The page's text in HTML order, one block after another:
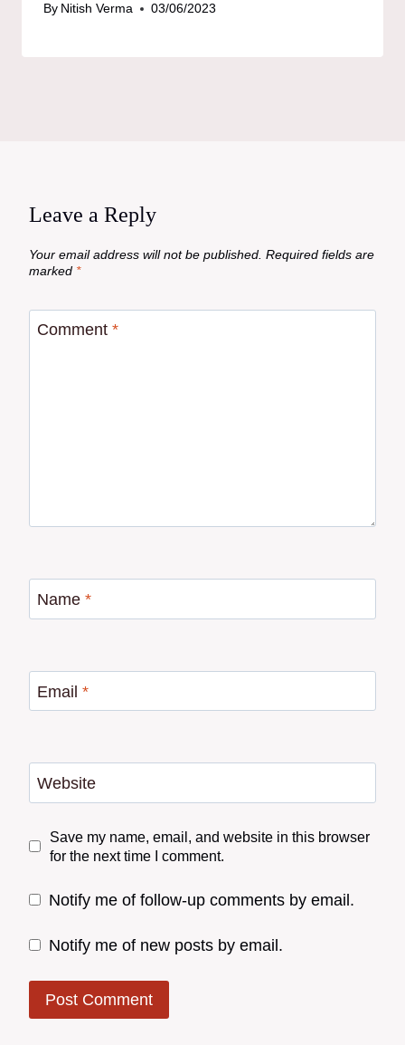
By Nitish Verma 03/06/2023
Leave a Reply
Your email address will not be published. Required fields are
marked *
Comment *
Name *
Email *
Website
Save my name, email, and website in this browser
for the next time I comment.
Notify me of follow-up comments by email.
Notify me of new posts by email.